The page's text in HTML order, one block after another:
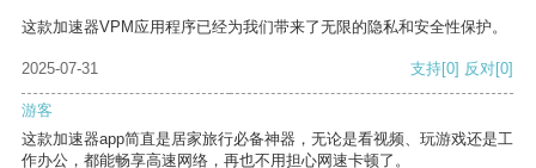
这款加速器VPM应用程序已经为我们带来了无限的隐私和安全性保护。
2025-07-31 支持[0] 反对[0]
游客
这款加速器app简直是居家旅行必备神器，无论是看视频、玩游戏还是工
作办公，都能畅享高速网络，再也不用担心网速卡顿了。